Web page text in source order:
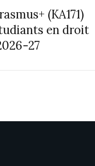
(KA171)
en droit
27